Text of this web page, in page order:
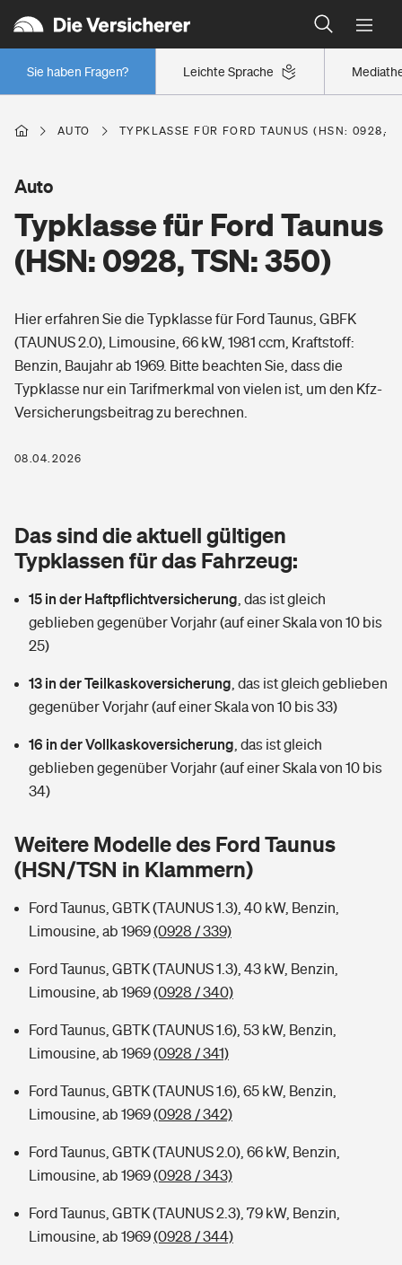
Leichte Sprache
Sie haben Fragen?
Wer versichert was: Jetzt Versicherer finden
Regionalklassen: So ist Ihre Region eingestuft
Wer versichert was: Jetzt Versicherer finden
Berufsunfähigkeitsversicherung
Erwerbsunfähigkeitsversicherung
Grundfähigkeitsversicherung
Arbeitsrechtsschutz
Berufshaftpflichtversicherung
Zur Übersicht
Tools
Wer versichert was: Jetzt Versicherer finden
Sie haben Fragen?
Wohnen
Elementarversicherung
Glasversicherung
Mietkautionsversicherung
Restkreditversicherung
Tools
Hochwasser-Check: Wie gefährdet ist Ihr Haus?
Sie haben Fragen?
Freizeit
Pri­vate Haft­pflicht­
Kinderunfall­ver­si­che­rung
Kinderinvalidität
Hundehalter-Haftpflicht
Handyversicherung
Private Cyberversicherung
Zur Übersicht
Kinderunfall-Check: Mehr Sicherheit für deine Kids
Typklassen: So ist Ihr Auto eingestuft
Sie haben Fragen?
Gesundheit
Private Krankenversicherung
Dread-Disease-Versicherung
Tierkrankenversicherung
Zur Übersicht
Tools
Wer versichert was: Jetzt Versicherer finden
Rentenrechner: Wie viel Geld bekomme ich im Alter?
AUTO TYPKLASSE FÜR FORD TAUNUS (HSN: 0928,
Typklasse für Ford Taunus
(HSN: 0928, TSN: 350)
Auto
Hier erfahren Sie die Typklasse für Ford Taunus, GBFK
(TAUNUS 2.0), Limousine, 66 kW, 1981 ccm, Kraftstoff:
Benzin, Baujahr ab 1969. Bitte beachten Sie, dass die
Typklasse nur ein Tarifmerkmal von vielen ist, um den Kfz-
Versicherungsbeitrag zu berechnen.
08.04.2026
Das sind die aktuell gültigen
Typklassen für das Fahrzeug:
15 in der Haftpflichtversicherung das ist gleich
geblieben gegenüber Vorjahr (auf einer Skala von 10 bis
25)
13 in der Teilkaskoversicherung das ist gleich geblieben
gegenüber Vorjahr (auf einer Skala von 10 bis 33)
16 in der Vollkaskoversicherung das ist gleich
geblieben gegenüber Vorjahr (auf einer Skala von 10 bis
34)
Weitere Modelle des Ford Taunus
(HSN/TSN in Klammern)
Ford Taunus, GBTK (TAUNUS 1.3), 40 kW, Benzin,
Limousine, ab 1969(0928 / 339)
Ford Taunus, GBTK (TAUNUS 1.3), 43 kW, Benzin,
Limousine, ab 1969(0928 / 340)
Ford Taunus, GBTK (TAUNUS 1.6), 53 kW, Benzin,
Limousine, ab 1969(0928 / 341)
Ford Taunus, GBTK (TAUNUS 1.6), 65 kW, Benzin,
Limousine, ab 1969(0928 / 342)
Ford Taunus, GBTK (TAUNUS 2.0), 66 kW, Benzin,
Limousine, ab 1969(0928 / 343)
Ford Taunus, GBTK (TAUNUS 2.3), 79 kW, Benzin,
Limousine, ab 1969(0928 / 344)